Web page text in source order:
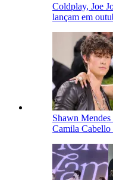
Coldplay, Joe
lançam em
Shawn
Camila Cabello